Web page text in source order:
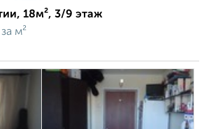
18м², 3/9 этаж
за м²